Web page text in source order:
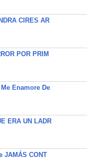
CIRES AR
POR PRIM
Enamore De
ERA UN LADR
JAMÁS CONT